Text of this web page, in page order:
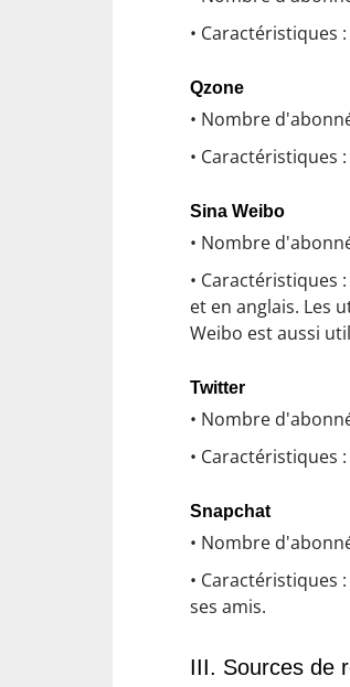
• Caractéristiques
Qzone
• Nombre
• Caractéristiques
Sina Weibo
• Nombre
• Caractéristiques
et en anglais. Les
Weibo est aussi
Twitter
• Nombre
• Caractéristiques
Snapchat
• Nombre
• Caractéristiques
ses amis.
III. Sources de